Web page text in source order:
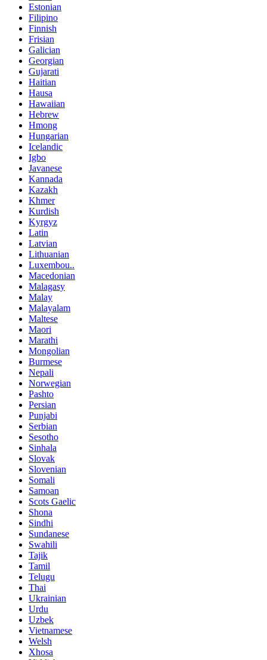
Estonian
Filipino
Finnish
Frisian
Galician
Georgian
Gujarati
Haitian
Hausa
Hawaiian
Hebrew
Hmong
Hungarian
Icelandic
Igbo
Javanese
Kannada
Kazakh
Khmer
Kurdish
Kyrgyz
Latin
Latvian
Lithuanian
Luxembou..
Macedonian
Malagasy
Malay
Malayalam
Maltese
Maori
Marathi
Mongolian
Burmese
Nepali
Norwegian
Pashto
Persian
Punjabi
Serbian
Sesotho
Sinhala
Slovak
Slovenian
Somali
Samoan
Scots Gaelic
Shona
Sindhi
Sundanese
Swahili
Tajik
Tamil
Telugu
Thai
Ukrainian
Urdu
Uzbek
Vietnamese
Welsh
Xhosa